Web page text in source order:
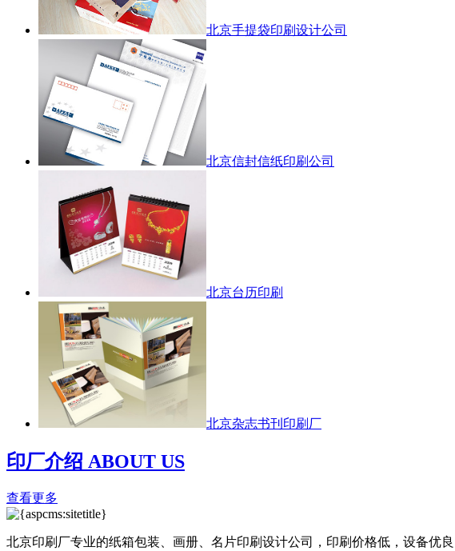
北京手提袋印刷设计公司
北京信封信纸印刷公司
北京台历印刷
北京杂志书刊印刷厂
印厂介绍 ABOUT US
查看更多
北京印刷厂专业的纸箱包装、画册、名片印刷设计公司，印刷价格低，设备优